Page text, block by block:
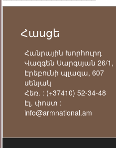
Հասցե
Հանրային Խորհուրդ
Վազգեն Սարգսյան 26/1,
Էրեբունի պլազա, 607
սենյակ
Հեռ. : (+37410) 52-34-48
Էլ. փոստ :
info@armnational.am